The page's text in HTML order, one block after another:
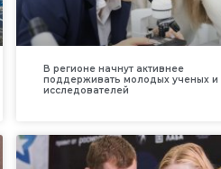
В регионе начнут активнее
поддерживать молодых ученых и
исследователей